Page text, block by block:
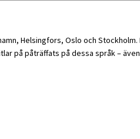
Helsingfors, Oslo och
på påträffats på dessa språk –